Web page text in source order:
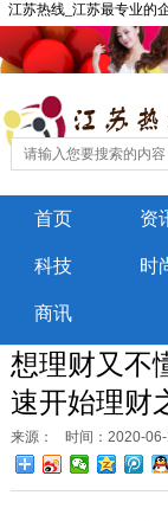
江苏热线_江苏最专业的
首页 资
科技 时
商讯
想理财又
速开始理财
来源： 时间：2020-